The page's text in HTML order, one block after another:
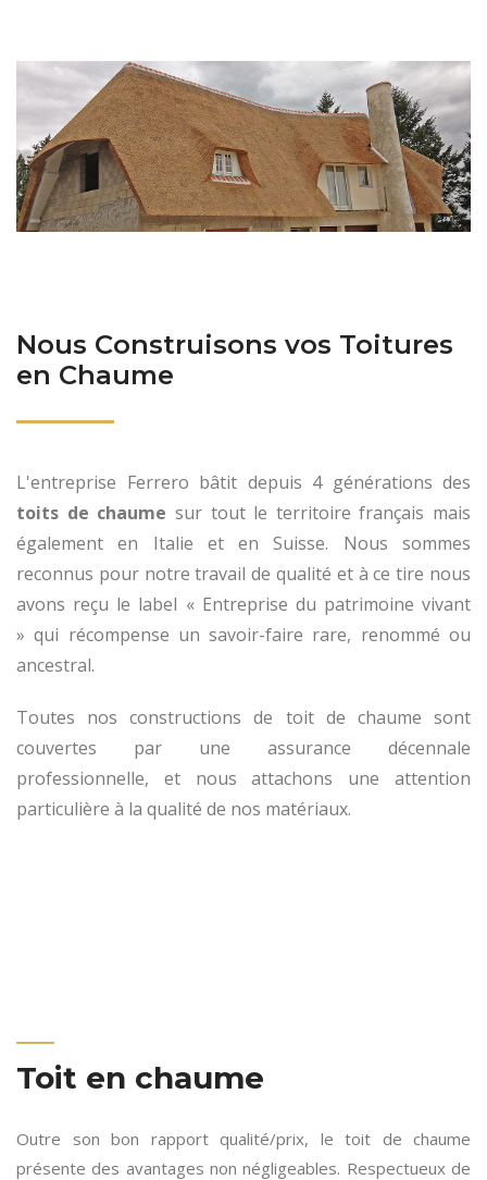
Nous Construisons vos Toitures
en Chaume
L'entreprise Ferrero bâtit depuis 4 générations des
toits de chaume sur tout le territoire français mais
également en Italie et en Suisse. Nous sommes
reconnus pour notre travail de qualité et à ce tire nous
avons reçu le label « Entreprise du patrimoine vivant
» qui récompense un savoir-faire rare, renommé ou
ancestral.
Toutes nos constructions de toit de chaume sont
couvertes par une assurance décennale
professionnelle, et nous attachons une attention
particulière à la qualité de nos matériaux.
Toit en chaume
Outre son bon rapport qualité/prix, le toit de chaume
présente des avantages non négligeables. Respectueux de